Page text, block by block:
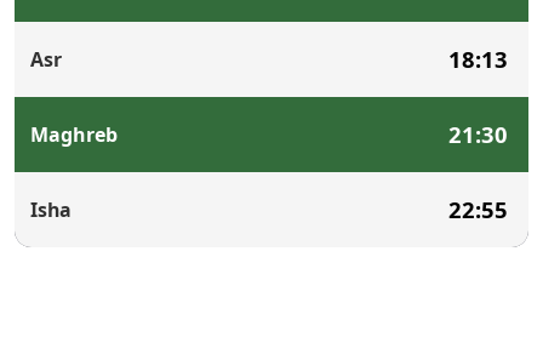
Asr 18:13
Maghreb 21:30
Isha 22:55